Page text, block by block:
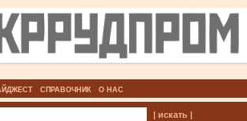
СПРАВОЧНИК О НАС
| искать |